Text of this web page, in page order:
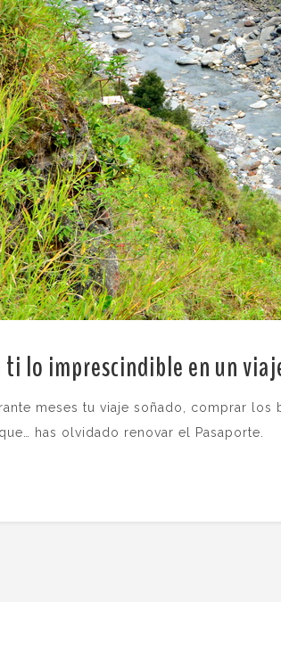
ti lo imprescindible en un
meses tu viaje soñado, comprar
has olvidado renovar el Pasaporte.